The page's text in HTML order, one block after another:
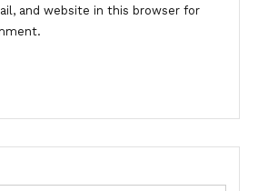
and website in this browser for